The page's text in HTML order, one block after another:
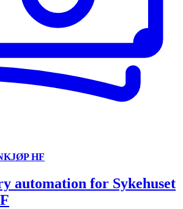
HF
automation for Sykehuset